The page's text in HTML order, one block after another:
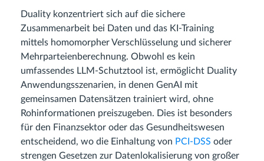
Duality konzentriert sich auf die sichere
Zusammenarbeit bei Daten und das KI-Training
mittels homomorpher Verschlüsselung und sicherer
Mehrparteienberechnung. Obwohl es kein
umfassendes LLM-Schutztool ist, ermöglicht Duality
Anwendungsszenarien, in denen GenAI mit
gemeinsamen Datensätzen trainiert wird, ohne
Rohinformationen preiszugeben. Dies ist besonders
für den Finanzsektor oder das Gesundheitswesen
entscheidend, wo die Einhaltung von PCI-DSS oder
strengen Gesetzen zur Datenlokalisierung von großer